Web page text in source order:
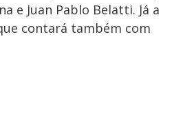
e Juan Pablo Belatti. Já a
contará também com